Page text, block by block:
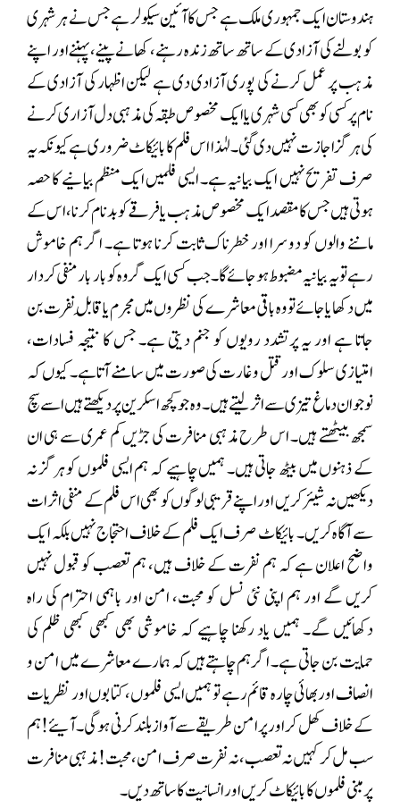
ہندوستان ایک جمہوری ملک ہے جس کا آئین سیکولر ہے جس نے ہر شہری
کو بولنے کی آزادی کے ساتھ ساتھ زندہ رہنے، کھانے پینے، پہننے اور اپنے
مذہب پر عمل کرنے کی پوری آزادی دی ہے لیکن اظہار کی آزادی کے
نام پر کسی کو بھی کسی شہری یا ایک مخصوص طبقہ کی مذہبی دل آزاری کرنے
کی ہرگز اجازت نہیں دی گئی۔ لہٰذا اس فلم کا بائیکاٹ ضروری ہے کیونکہ یہ
صرف تفریح نہیں ایک بیانیہ ہے۔ ایسی فلمیں ایک منظم بیانیے کا حصہ
ہوتی ہیں جس کا مقصد ایک مخصوص مذہب یا فرقے کو بدنام کرنا، اس کے
ماننے والوں کو دوسرا اور خطرناک ثابت کرنا ہوتا ہے۔ اگر ہم خاموش
رہے تو یہ بیانیہ مضبوط ہو جائے گا۔ جب کسی ایک گروہ کو بار بار منفی کردار
میں دکھایا جائے تو وہ باقی معاشرے کی نظروں میں مجرم یا قابلِ نفرت بن
جاتا ہے اور یہ پرتشدد رویوں کو جنم دیتی ہے۔ جس کا نتیجہ فسادات،
امتیازی سلوک اور قتل و غارت کی صورت میں سامنے آتا ہے۔ کیوں کہ
نوجوان دماغ تیزی سے اثر لیتے ہیں۔ وہ جو کچھ اسکرین پر دیکھتے ہیں اسے سچ
سمجھ بیٹھتے ہیں۔ اس طرح مذہبی منافرت کی جڑیں کم عمری سے ہی ان
کے ذہنوں میں بیٹھ جاتی ہیں۔ ہمیں چاہیے کہ ہم ایسی فلموں کو ہرگز نہ
دیکھیں نہ شیئر کریں اور اپنے قریبی لوگوں کو بھی اس فلم کے منفی اثرات
سے آگاہ کریں۔ بائیکاٹ صرف ایک فلم کے خلاف احتجاج نہیں بلکہ ایک
واضح اعلان ہے کہ ہم نفرت کے خلاف ہیں، ہم تعصب کو قبول نہیں
کریں گے اور ہم اپنی نئی نسل کو محبت، امن اور باہمی احترام کی راہ
دکھائیں گے۔ ہمیں یاد رکھنا چاہیے کہ خاموشی بھی کبھی کبھی ظلم کی
حمایت بن جاتی ہے۔ اگر ہم چاہتے ہیں کہ ہمارے معاشرے میں امن و
انصاف اور بھائی چارہ قائم رہے تو ہمیں ایسی فلموں، کتابوں اور نظریات
کے خلاف کھل کر اور پر امن طریقے سے آواز بلند کرنی ہوگی۔ آیئے! ہم
سب مل کر کہیں نہ تعصب، نہ نفرت صرف امن، محبت!مذہبی منافرت
پر مبنی فلموں کا بائیکاٹ کریں اور انسانیت کا ساتھ دیں۔